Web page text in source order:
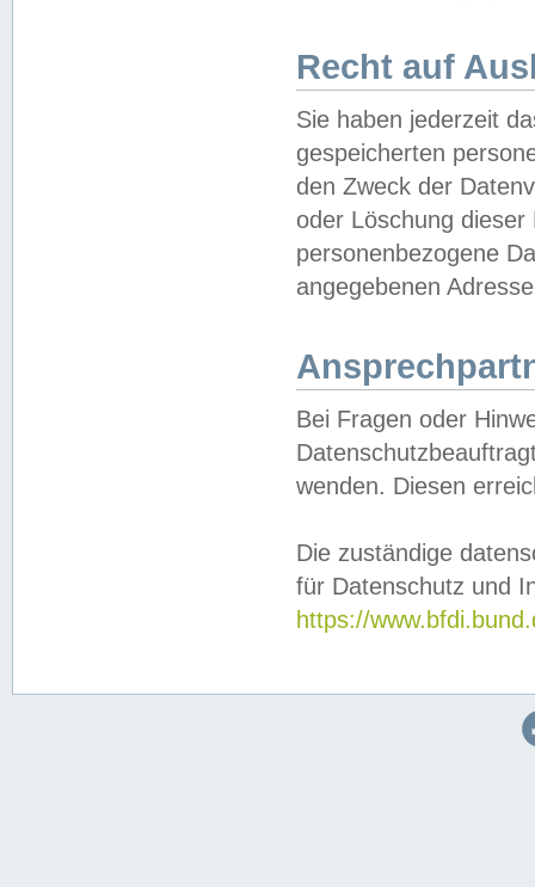
Recht auf
Sie haben jederzeit
gespeicherten
den Zweck der
oder Löschung
personenbezogene
angegebenen
Bei Fragen oder
wenden. Diesen
Die zuständige
für Datenschutz und
https://